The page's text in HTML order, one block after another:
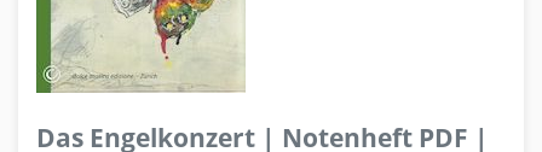
Das Engelkonzert | Notenheft PDF |